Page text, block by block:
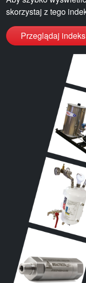
skorzystaj z tego
Przeglądaj indeks